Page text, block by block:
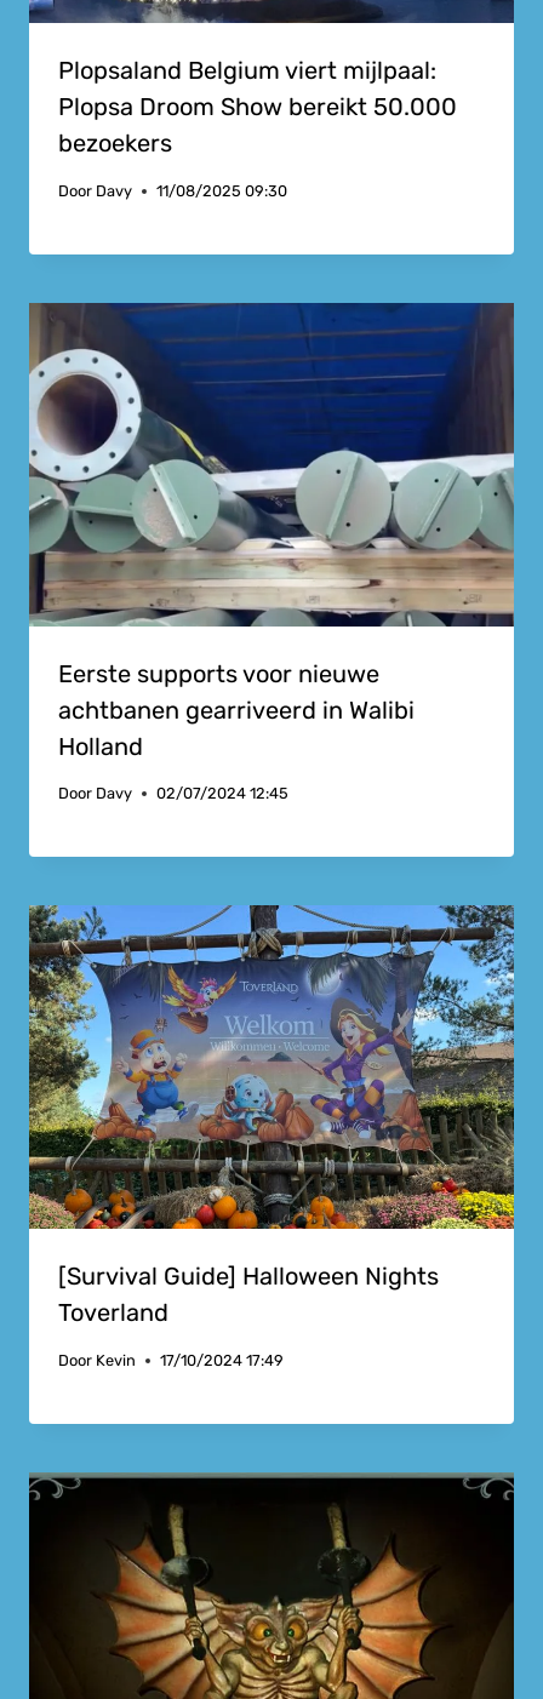
Plopsaland Belgium viert mijlpaal:
Plopsa Droom Show bereikt 50.000
bezoekers
Door Davy 11/08/2025 09:30
Eerste supports voor nieuwe
achtbanen gearriveerd in Walibi
Holland
Door Davy 02/07/2024 12:45
[Survival Guide] Halloween Nights
Toverland
Door Kevin 17/10/2024 17:49